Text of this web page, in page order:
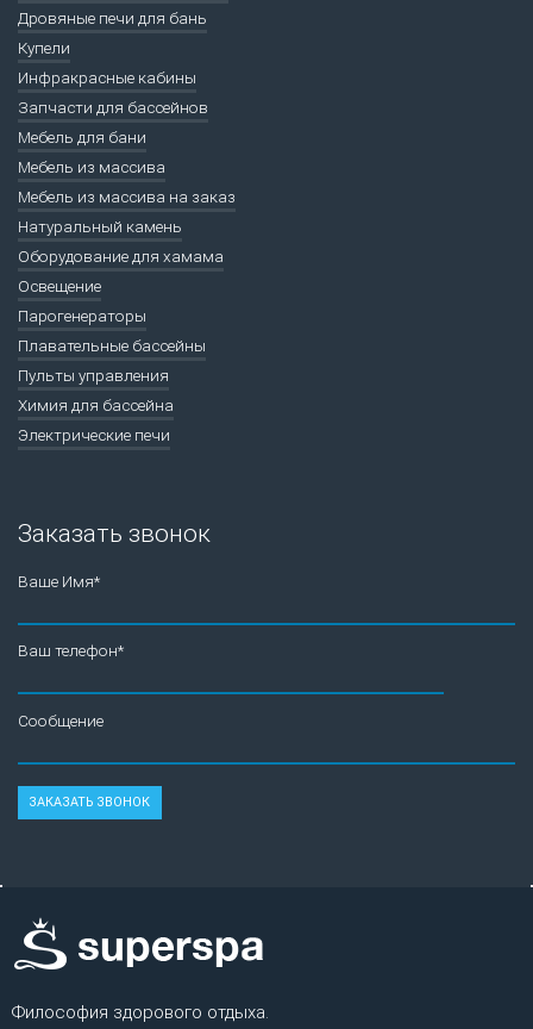
Дровяные печи для бань
Купели
Инфракрасные кабины
Запчасти для бассейнов
Мебель для бани
Мебель из массива
Мебель из массива на заказ
Натуральный камень
Оборудование для хамама
Освещение
Парогенераторы
Плавательные бассейны
Пульты управления
Химия для бассейна
Электрические печи
Заказать звонок
Ваше Имя*
Ваш телефон*
Сообщение
Философия здорового отдыха.